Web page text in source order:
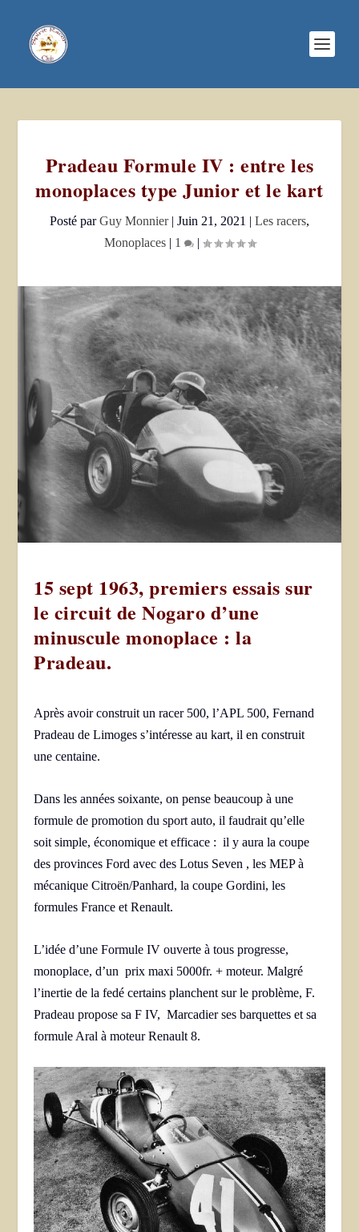
Pradeau Formule IV : entre les
monoplaces type Junior et le kart
Posté parGuy Monnier| Juin 21, 2021 | Les racers,
Monoplaces| 1 |
15 sept 1963, premiers essais sur
le circuit de Nogaro d’une
minuscule monoplace : la
Pradeau.
Après avoir construit un racer 500, l’APL 500, Fernand
Pradeau de Limoges s’intéresse au kart, il en construit
une centaine.
Dans les années soixante, on pense beaucoup à une
formule de promotion du sport auto, il faudrait qu’elle
soit simple, économique et efficace : il y aura la coupe
des provinces Ford avec des Lotus Seven , les MEP à
mécanique Citroën/Panhard, la coupe Gordini, les
formules France et Renault.
L’idée d’une Formule IV ouverte à tous progresse,
monoplace, d’un prix maxi 5000fr. + moteur. Malgré
l’inertie de la fedé certains planchent sur le problème, F.
Pradeau propose sa F IV, Marcadier ses barquettes et sa
formule Aral à moteur Renault 8.